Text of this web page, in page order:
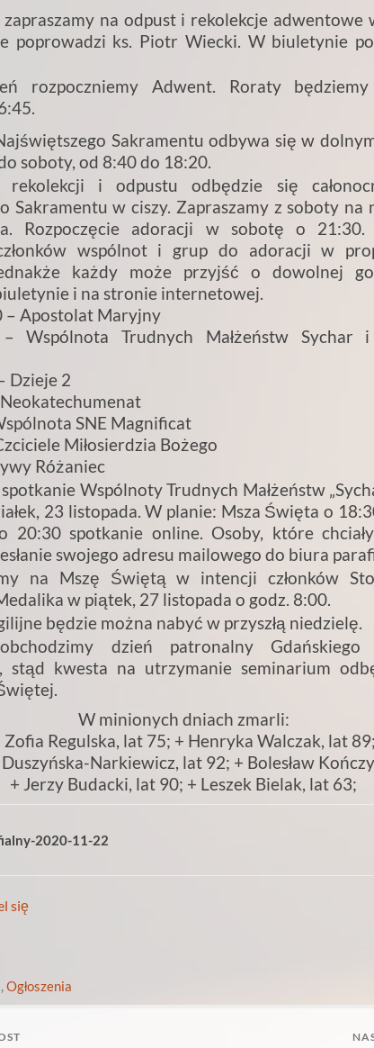
zapraszamy na odpust i rekolekcje adwentowe
poprowadzi ks. Piotr Wiecki. W biuletynie
rozpoczniemy Adwent. Roraty będziemy
Sakramentu odbywa się w
soboty, od 8:40 do 18:20.
i odpustu odbędzie się
Sakramentu w ciszy. Zapraszamy z soboty na
Rozpoczęcie adoracji w sobotę o 21:30.
wspólnot i grup do adoracji w
każdy może przyjść o dowolnej
i na stronie internetowej.
– Apostolat Maryjny
Wspólnota Trudnych Małżeństw Sychar
Dzieje 2
SNE Magnificat
Miłosierdzia Bożego
Różaniec
Wspólnoty Trudnych Małżeństw
23 listopada. W planie: Msza Święta o
20:30 spotkanie online. Osoby, które
swojego adresu mailowego do biura
na Mszę Świętą w intencji członków
w piątek, 27 listopada o godz. 8:00.
będzie można nabyć w przyszłą niedzielę.
dzień patronalny Gdańskiego
stąd kwesta na utrzymanie seminarium
W minionych dniach zmarli:
Zofia Regulska, lat 75; + Henryka Walczak, lat 89;
Narkiewicz, lat 92; + Bolesław
+ Jerzy Budacki, lat 90; + Leszek Bielak, lat 63;
2020-11-22
się
, Ogłoszenia